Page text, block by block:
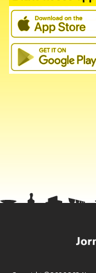
“Ao que parece
fortemente
escreveu o
presidente. “Graças
não fez vítimas